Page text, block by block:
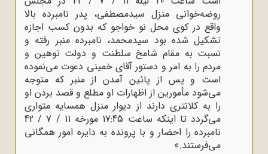
روضه‌خوانی منزل سیدمصطفی، پدر نامبرده بالا
واقع در کوی محل نو خواجو که بدون کسب اجازه
تشکیل شده بود سیدمحمد، نامبرده منبر رفته و
نسبت به مقام شامخ سلطنت و دولت توهین و
مردم را به امر و دستور آقای خمینی دعوت می‌نموده
است و پس از پائین آمدن از منبر که متوجه
می‌شود مأمورین از اظهارات او مطلع و قصد بردن او
را به کلانتری دارند از دیوار منزل همسایه متواری
می‌گردد تا اینکه ساعت 17:45 مورخه 11 / 7 / 42
نامبرده را احضار و با پرونده به دایره امور همگانی
می‌فرستند.»